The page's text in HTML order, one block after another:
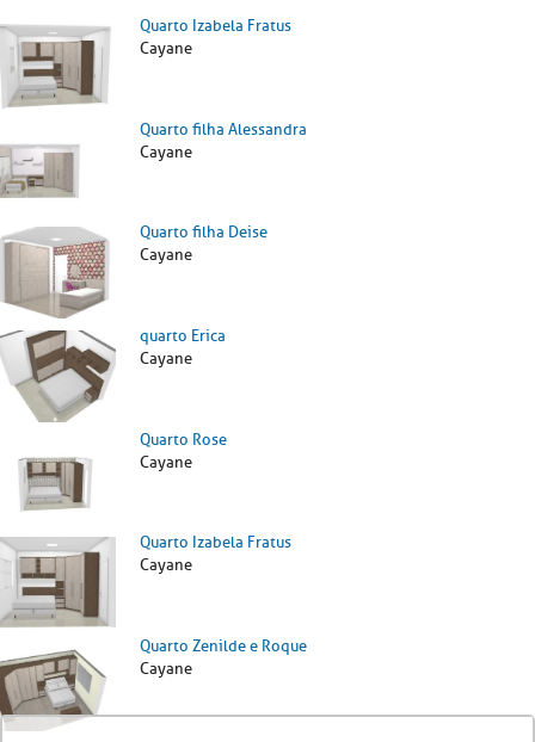
Quarto Izabela Fratus
Cayane
Quarto filha Alessandra
Cayane
Quarto filha Deise
Cayane
quarto Erica
Cayane
Quarto Rose
Cayane
Quarto Izabela Fratus
Cayane
Quarto Zenilde e Roque
Cayane